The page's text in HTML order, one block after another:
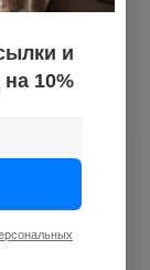
и
10%